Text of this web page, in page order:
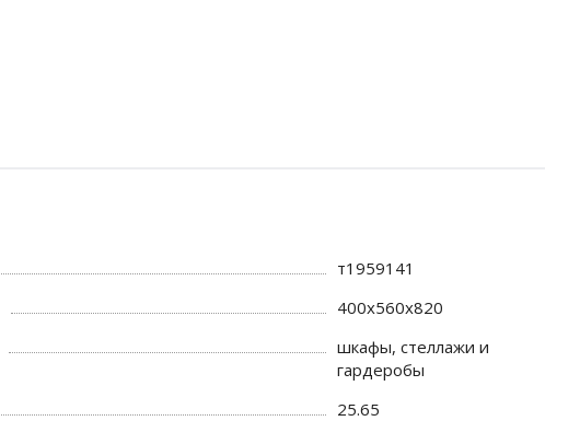
т1959141
400х560х820
шкафы, стеллажи и
гардеробы
25.65